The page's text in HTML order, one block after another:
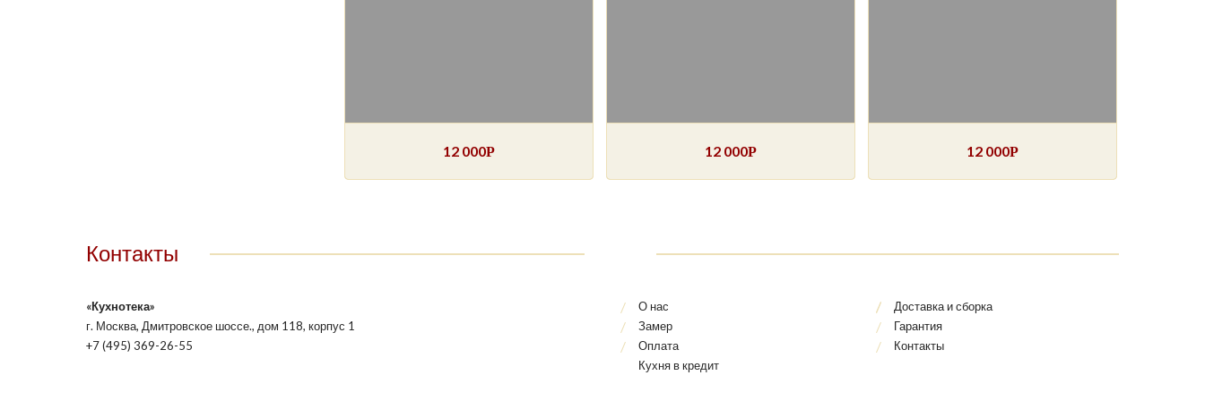
12 000Р 12 000Р 12 000Р
Контакты
«Кухнотека»
г. Москва, Дмитровское шоссе., дом 118, корпус 1
+7 (495) 369-26-55
О нас
Замер
Оплата
Кухня в кредит
Доставка и сборка
Гарантия
Контакты